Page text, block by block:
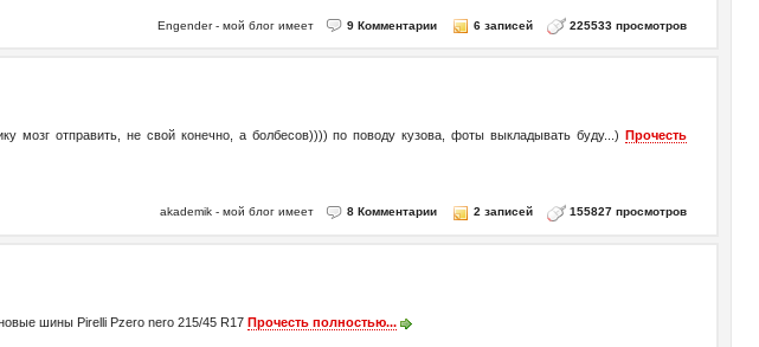
Engender - мой блог имеет 9 Комментарии 6 записей 225533 просмотров
отправить, не свой конечно, а болбесов)))) по поводу кузова, фоты выкладывать буду...)
Прочесть
akademik - мой блог имеет 8 Комментарии 2 записей 155827 просмотров
новые шины Pirelli Pzero nero 215/45 R17Прочесть полностью...